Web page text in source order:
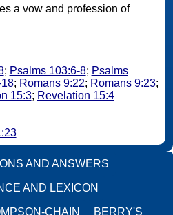
a vow and profession of
; Psalms 103:6-8; Psalms
; Romans 9:22; Romans 9:23;
15:3; Revelation 15:4
AND ANSWERS
AND LEXICON
CHAIN BERRY'S